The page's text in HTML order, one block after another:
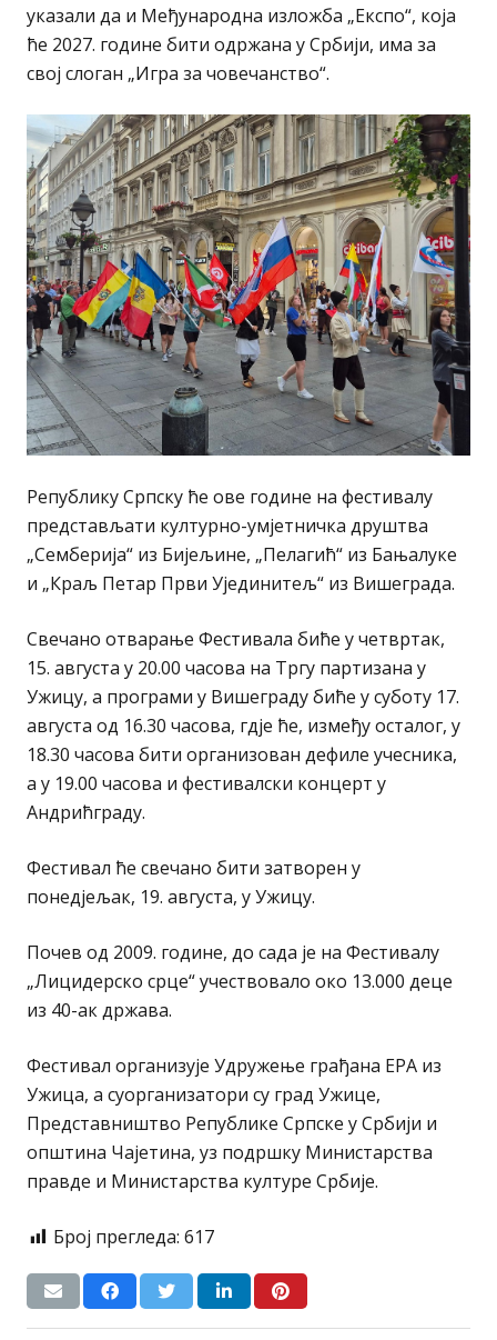
указали да и Међународна изложба „Експо“, која
ће 2027. године бити одржана у Србији, има за
свој слоган „Игра за човечанство“.
Републику Српску ће ове године на фестивалу
представљати културно-умјетничка друштва
„Семберија“ из Бијељине, „Пелагић“ из Бањалуке
и „Краљ Петар Први Ујединитељ“ из Вишеграда.
Свечано отварање Фестивала биће у четвртак,
15. августа у 20.00 часова на Тргу партизана у
Ужицу, а програми у Вишеграду биће у суботу 17.
августа од 16.30 часова, гдје ће, између осталог, у
18.30 часова бити организован дефиле учесника,
а у 19.00 часова и фестивалски концерт у
Андрићграду.
Фестивал ће свечано бити затворен у
понедјељак, 19. августа, у Ужицу.
Почев од 2009. године, до сада је на Фестивалу
„Лицидерско срце“ учествовало око 13.000 деце
из 40-ак држава.
Фестивал организује Удружење грађана ЕРА из
Ужица, а суорганизатори су град Ужице,
Представништво Републике Српске у Србији и
општина Чајетина, уз подршку Министарства
правде и Министарства културе Србије.
Број прегледа: 617